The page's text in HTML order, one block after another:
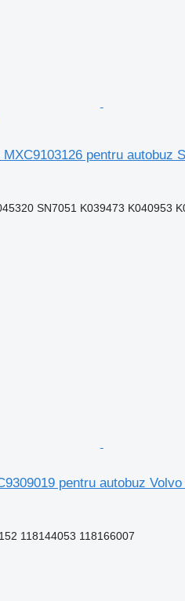
pentru autobuz
SN7051 K039473 K040953
pentru autobuz
118144053 118166007